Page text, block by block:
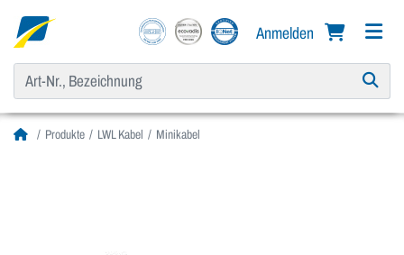
Anmelden
Produkte LWL Kabel Minikabel